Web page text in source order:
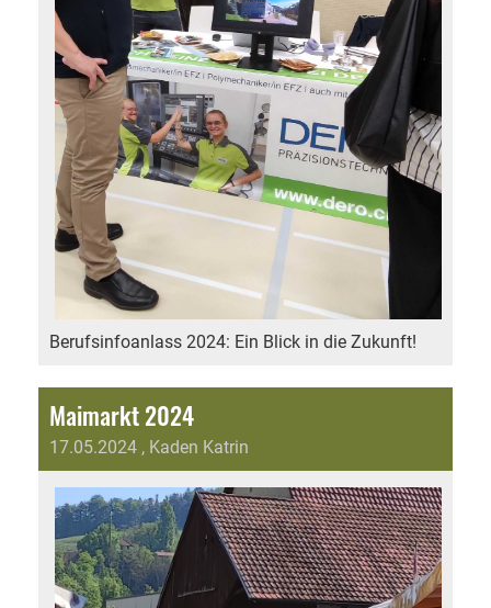
Berufsinfoanlass 2024: Ein Blick in die Zukunft!
Maimarkt 2024
17.05.2024 , Kaden Katrin